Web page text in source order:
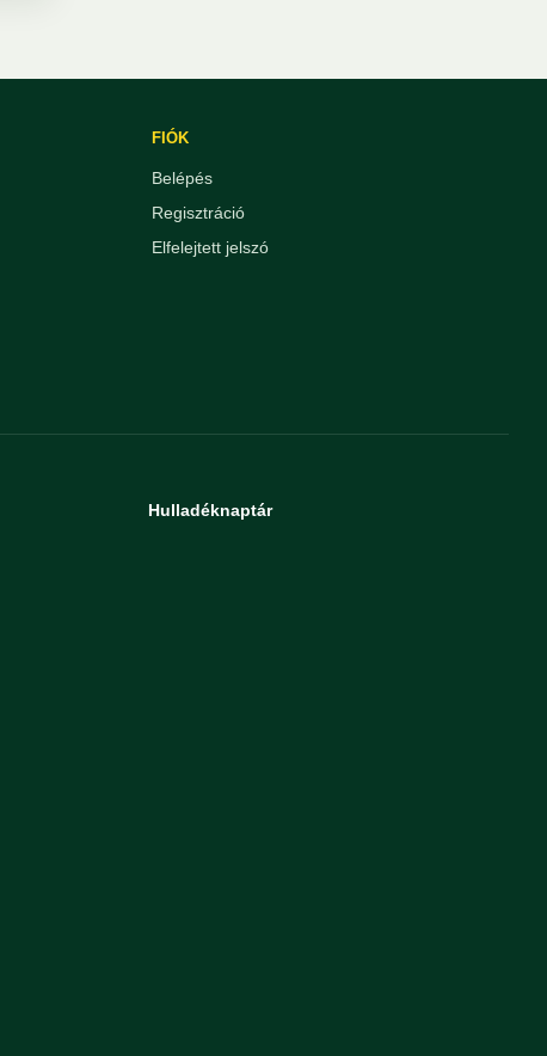
FIÓK
Belépés
Regisztráció
Elfelejtett jelszó
Hulladéknaptár